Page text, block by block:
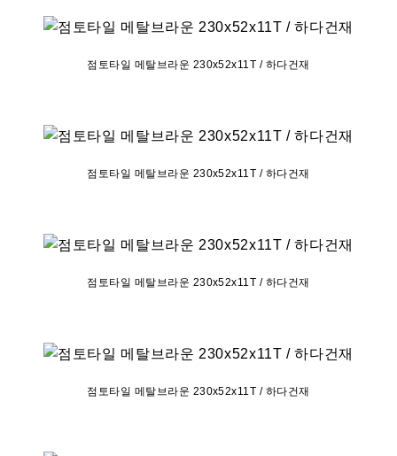
점토타일 메탈브라운 230x52x11T / 하다건재
점토타일 메탈브라운 230x52x11T / 하다건재
점토타일 메탈브라운 230x52x11T / 하다건재
점토타일 메탈브라운 230x52x11T / 하다건재